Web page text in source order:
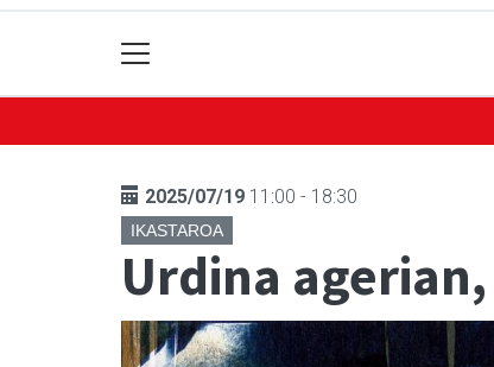
2025/07/19 11:00 - 18:30
IKASTAROA
Urdina